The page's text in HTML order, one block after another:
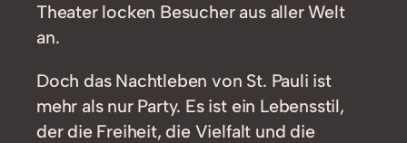
Theater locken Besucher aus aller Welt
an.
Doch das Nachtleben von St. Pauli ist
mehr als nur Party. Es ist ein Lebensstil,
der die Freiheit, die Vielfalt und die